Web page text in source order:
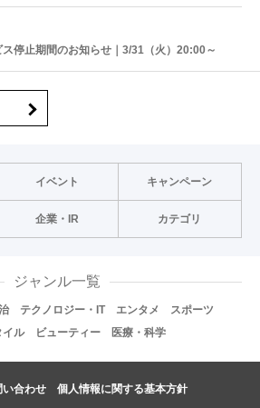
停止期間のお知らせ｜3/31（火）20:00～
イベント キャンペーン
企業・IR カテゴリ
ジャンル一覧
テクノロジー・IT エンタメ
スポーツ
イル
ビューティー 医療・科学
い合わせ 個人情報に関する基本方針